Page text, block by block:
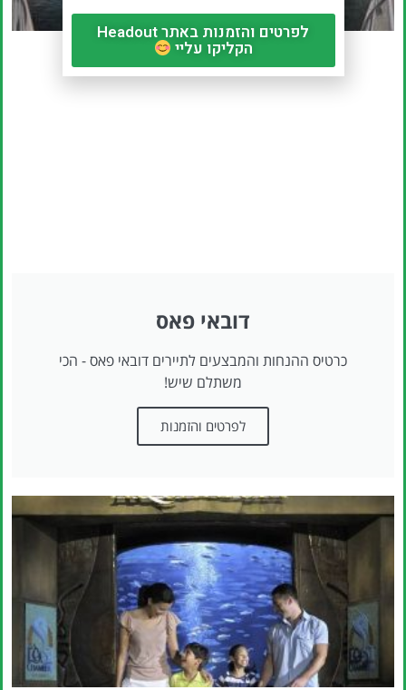
מלונות הכל כלול בדובאי
דובאי פאס
כרטיס ההנחות והמבצעים לתיירים דובאי פאס - הכי
משתלם שיש!
לפרטים והזמנות
לפרטים והזמנות באתר Headout
הקליקו עליי